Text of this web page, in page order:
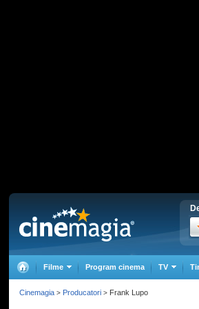
Filme Program cinema TV
Cinemagia > Producatori > Frank Lupo